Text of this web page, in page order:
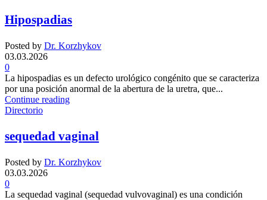
Hipospadias
Posted by Dr. Korzhykov
03.03.2026
0
La hipospadias es un defecto urológico congénito que se caracteriza
por una posición anormal de la abertura de la uretra, que...
Continue reading
Directorio
sequedad vaginal
Posted by Dr. Korzhykov
03.03.2026
0
La sequedad vaginal (sequedad vulvovaginal) es una condición